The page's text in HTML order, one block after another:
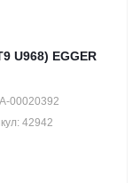
U968) EGGER
00020392
42942